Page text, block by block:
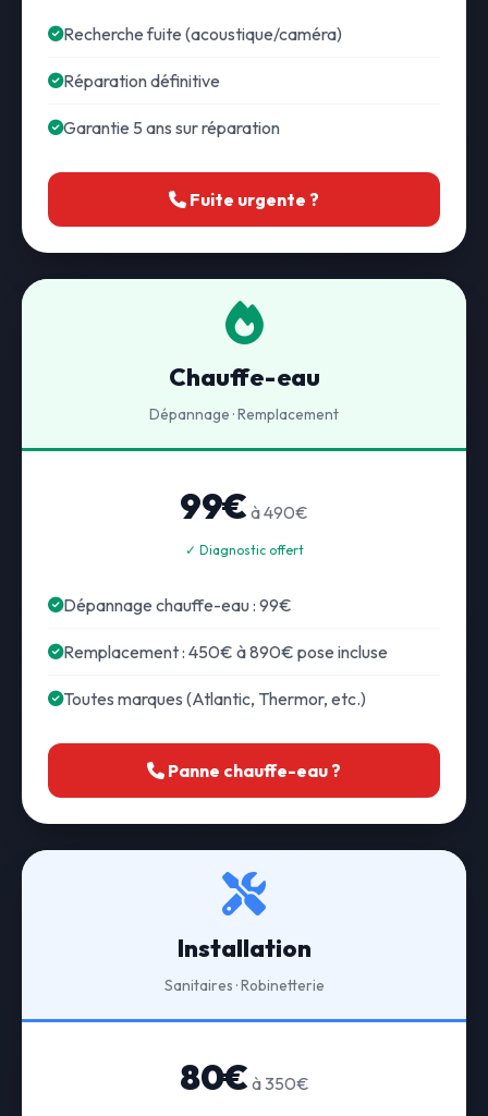
Recherche fuite (acoustique/caméra)
Réparation définitive
Garantie 5 ans sur réparation
Fuite urgente ?
Chauffe-eau
Dépannage · Remplacement
99€ à 490€
✓ Diagnostic offert
Dépannage chauffe-eau : 99€
Remplacement : 450€ à 890€ pose incluse
Toutes marques (Atlantic, Thermor, etc.)
Panne chauffe-eau ?
Installation
Sanitaires · Robinetterie
80€ à 350€